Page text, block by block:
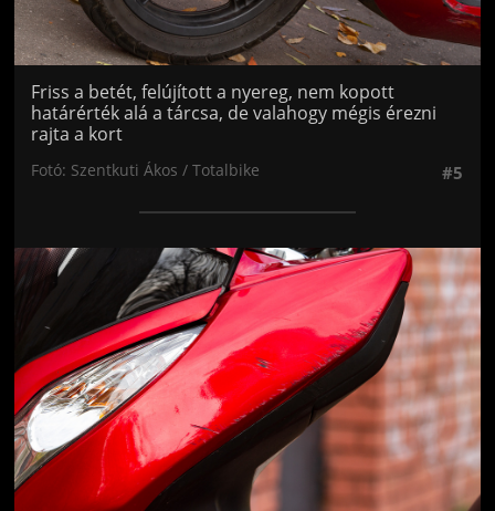
Friss a betét, felújított a nyereg, nem kopott
határérték alá a tárcsa, de valahogy mégis érezni
rajta a kort
Fotó: Szentkuti Ákos / Totalbike #5
Jön még kép!